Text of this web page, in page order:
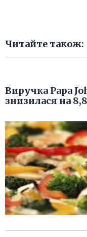
Читайте також:
Виручка Papa
знизилася на